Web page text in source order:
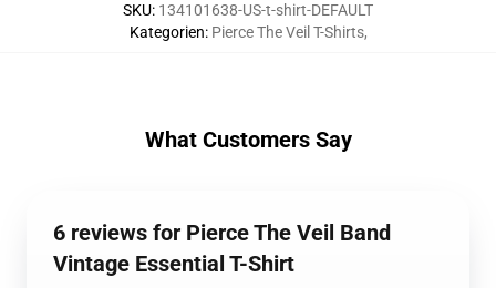
SKU: 134101638-US-t-shirt-DEFAULT
Kategorien: Pierce The Veil T-Shirts,
What Customers Say
6 reviews for Pierce The Veil Band
Vintage Essential T-Shirt